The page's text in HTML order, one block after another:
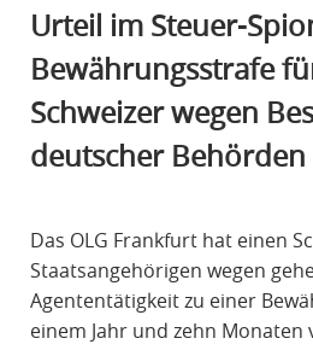
Urteil im Steuer-
Bewährungsstrafe
Schweizer wegen
deutscher Behörden
Das OLG Frankfurt hat einen
Staatsangehörigen wegen
Agententätigkeit zu einer
einem Jahr und zehn Monaten